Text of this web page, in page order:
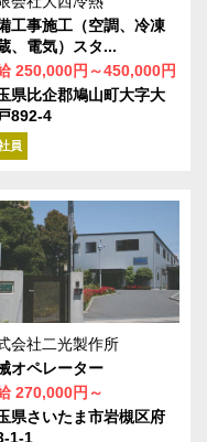
工事施工（空調、冷凍
、電気）スタ...
250,000円～450,000円
県比企郡鳩山町大字大
892-4
員
会社二光製作所
オペレーター
270,000円～
県さいたま市岩槻区府
1-1